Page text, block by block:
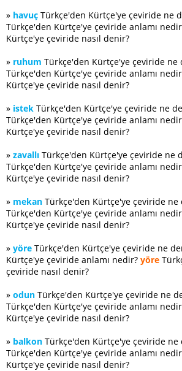
» havuç Türkçe'den Kürtçe'ye çeviride ne
Türkçe'den Kürtçe'ye çeviride anlamı
Kürtçe'ye çeviride nasıl denir?
» ruhum Türkçe'den Kürtçe'ye çeviride ne
Türkçe'den Kürtçe'ye çeviride anlamı
Kürtçe'ye çeviride nasıl denir?
» istek Türkçe'den Kürtçe'ye çeviride ne
Türkçe'den Kürtçe'ye çeviride anlamı
Kürtçe'ye çeviride nasıl denir?
» zavallı Türkçe'den Kürtçe'ye çeviride ne
Türkçe'den Kürtçe'ye çeviride anlamı
Kürtçe'ye çeviride nasıl denir?
» mekan Türkçe'den Kürtçe'ye çeviride ne
Türkçe'den Kürtçe'ye çeviride anlamı
Kürtçe'ye çeviride nasıl denir?
» yöre Türkçe'den Kürtçe'ye çeviride ne
Kürtçe'ye çeviride anlamı nedir? yöre
çeviride nasıl denir?
» odun Türkçe'den Kürtçe'ye çeviride ne
Türkçe'den Kürtçe'ye çeviride anlamı
Kürtçe'ye çeviride nasıl denir?
» balkon Türkçe'den Kürtçe'ye çeviride ne
Türkçe'den Kürtçe'ye çeviride anlamı
Kürtçe'ye çeviride nasıl denir?